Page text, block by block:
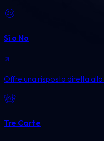
Sì o No
Offre una risposta diretta
Tre Carte